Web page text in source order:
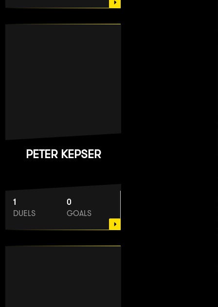
PETER KEPSER
1
DUELS
0
GOALS